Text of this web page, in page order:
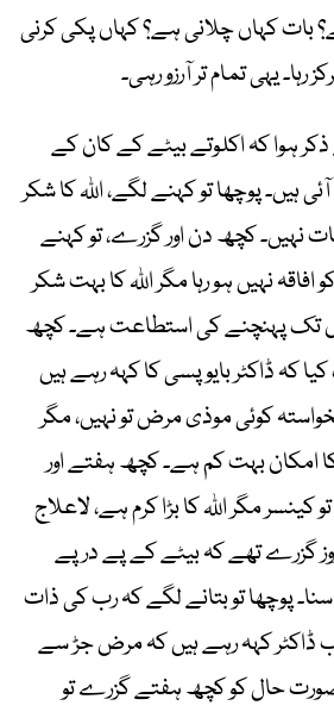
بات کہاں چلانی ہے؟ کہاں پکی کرنی
یہی تمام تر آرزو رہی۔
ہوا کہ اکلوتے بیٹے کے کان کے
ہیں۔ پوچھا تو کہنے لگے، اللہ کا شکر
نہیں۔ کچھ دن اور گزرے، تو کہنے
نہیں ہو رہا مگر اللہ کا بہت شکر
تک پہنچنے کی استطاعت ہے۔ کچھ
کہ ڈاکٹر بایوپسی کا کہہ رہے ہیں
کوئی موذی مرض تو نہیں، مگر
کا امکان بہت کم ہے۔ کچھ ہفتے اور
کینسر مگر اللہ کا بڑا کرم ہے، لاعلاج
گزرے تھے کہ بیٹے کے پے در پے
پوچھا تو بتانے لگے کہ رب کی ذات
ڈاکٹر کہہ رہے ہیں کہ مرض جڑ سے
حال کو کچھ ہفتے گزرے تو